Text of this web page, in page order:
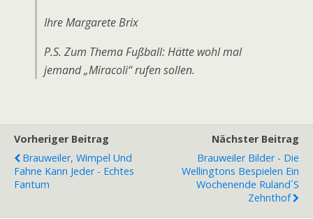
Ihre Margarete Brix
P.S. Zum Thema Fußball: Hätte wohl mal
jemand „Miracoli“ rufen sollen.
Vorheriger Beitrag
Brauweiler, Wimpel Und
Fahne Kann Jeder - Echtes
Fantum
Nächster Beitrag
Brauweiler Bilder - Die
Wellingtons Bespielen Ein
Wochenende Ruland´s
Zehnthof